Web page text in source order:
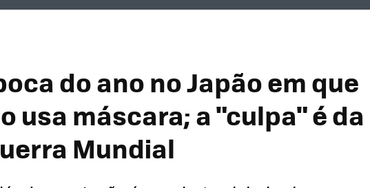
do ano no Japão em que
usa máscara; a "culpa" é da
Mundial